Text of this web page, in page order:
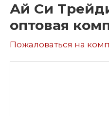
Ай Си
оптовая
Пожаловаться на